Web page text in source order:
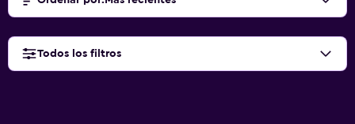
Todos los filtros